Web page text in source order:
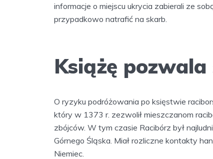
informacje o miejscu ukrycia zabierali ze
przypadkowo natrafić na skarb.
Książę
O ryzyku podróżowania po księstwie
który w 1373 r. zezwolił mieszczanom
zbójców. W tym czasie Racibórz był
Górnego Śląska. Miał rozliczne kontakty
Niemiec.